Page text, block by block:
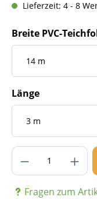
Lieferzeit: 4 - 8
Breite PVC-
Länge
Produkt
Fragen zum